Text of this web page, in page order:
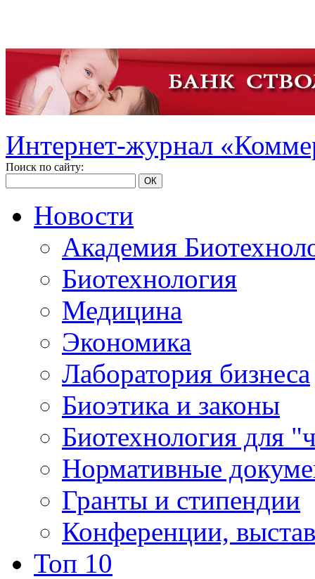
Интернет-журнал
Поиск по сайту:
ОК
Новости
Академия
Биотехнология
Медицина
Экономика
Лаборатория бизнеса
Биоэтика и законы
Биотехнология для
Нормативные
Гранты и стипендии
Конференции,
Топ 10